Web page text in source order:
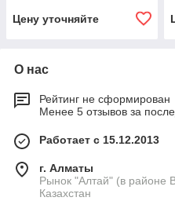
Цену уточняйте
О нас
Рейтинг не сформирован
Менее 5 отзывов за
Работает с 15.12.2013
г. Алматы
Рынок "Алтай" (в районе
Казахстан